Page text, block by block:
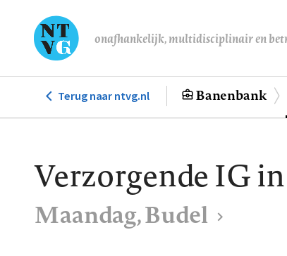
de
onafhankelijk, multidisciplinair en
Hoofdnavigatie
Terug naar ntvg.nl Banenbank
Verzorgende IG
Maandag, Budel